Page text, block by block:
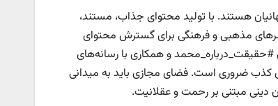
هستند. با تولید محتوای جذاب، مستند،
مذهبی و فرهنگی برای گسترش محتوای
و همکاری با رسانه‌های
کذب ضروری است. فضای مجازی باید به میدانی
دینی مبتنی بر رحمت و عقلانیت.